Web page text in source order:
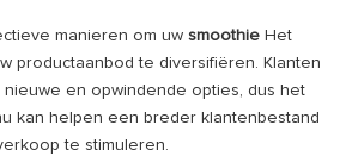
manieren om uw smoothie Het
productaanbod te diversifiëren. Klanten
nieuwe en opwindende opties, dus het
kan helpen een breder klantenbestand
te stimuleren.